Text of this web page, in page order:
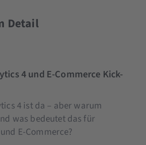
Detail
4 und E-Commerce Kick-
4 ist da – aber warum
was bedeutet das für
E-Commerce?